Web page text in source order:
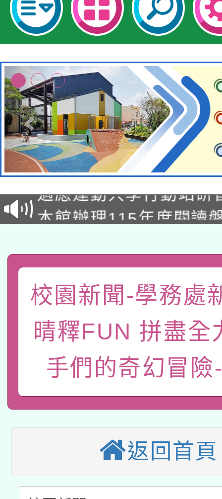
本校115學年度第2次
招)
本館辦理115年度閱讀
礎課程
A3數位素養講師名單
「數位內容與教學軟體
有關大陸委員會函釋公
薪期間赴陸應申請許可
轉知經濟部水利署委託
業技術研究院辦理「
115年8月22日(星期六
開 智慧啟航」
2026年桃園地景藝術
本校115學年度第2次
招甄選結果公告(無人
本館辦理115年度閱讀
暨閱讀推動專業研習
科技賦能─人工智慧
校園新聞-學務處
晴釋FUN 拼盡全
手們的奇幻冒險
返回首頁